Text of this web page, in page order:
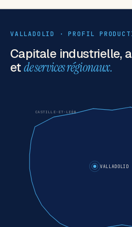
VALLADOLID · PROFIL
Capitale industrielle,
etde services régionaux.
VALLADOLID
CASTILLE-ET-LEÓN